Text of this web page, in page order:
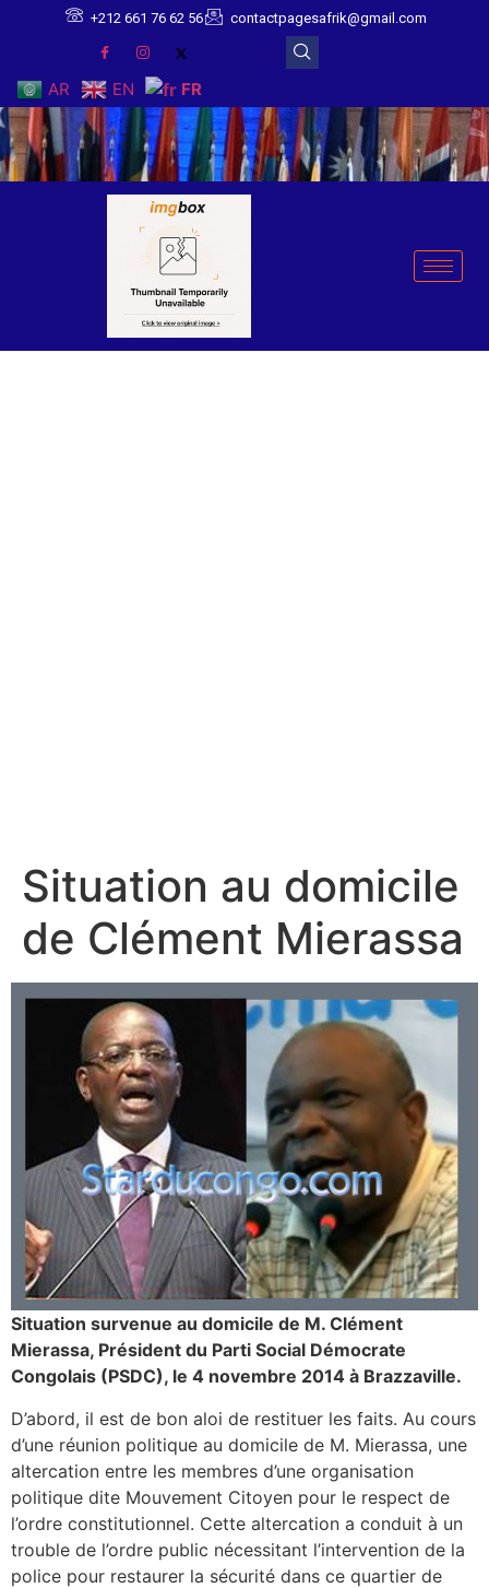
+212 661 76 62 56 contactpagesafrik@gmail.com
AR EN FR
Situation au domicile
de Clément Mierassa
Situation survenue au domicile de M. Clément
Mierassa, Président du Parti Social Démocrate
Congolais (PSDC), le 4 novembre 2014 à Brazzaville.
D’abord, il est de bon aloi de restituer les faits. Au cours
d’une réunion politique au domicile de M. Mierassa, une
altercation entre les membres d’une organisation
politique dite Mouvement Citoyen pour le respect de
l’ordre constitutionnel. Cette altercation a conduit à un
trouble de l’ordre public nécessitant l’intervention de la
police pour restaurer la sécurité dans ce quartier de